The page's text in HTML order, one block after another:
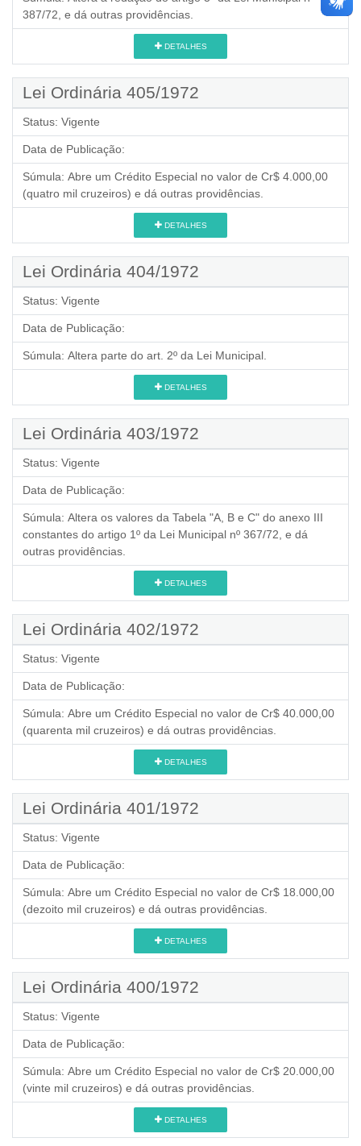
387/72, e dá outras providências.
DETALHES
Lei Ordinária 405/1972
Status: Vigente
Data de Publicação:
Súmula: Abre um Crédito Especial no valor de Cr$ 4.000,00
(quatro mil cruzeiros) e dá outras providências.
DETALHES
Lei Ordinária 404/1972
Status: Vigente
Data de Publicação:
Súmula: Altera parte do art. 2º da Lei Municipal.
DETALHES
Lei Ordinária 403/1972
Status: Vigente
Data de Publicação:
Súmula: Altera os valores da Tabela "A, B e C" do anexo III
constantes do artigo 1º da Lei Municipal nº 367/72, e dá
outras providências.
DETALHES
Lei Ordinária 402/1972
Status: Vigente
Data de Publicação:
Súmula: Abre um Crédito Especial no valor de Cr$ 40.000,00
(quarenta mil cruzeiros) e dá outras providências.
DETALHES
Lei Ordinária 401/1972
Status: Vigente
Data de Publicação:
Súmula: Abre um Crédito Especial no valor de Cr$ 18.000,00
(dezoito mil cruzeiros) e dá outras providências.
DETALHES
Lei Ordinária 400/1972
Status: Vigente
Data de Publicação:
Súmula: Abre um Crédito Especial no valor de Cr$ 20.000,00
(vinte mil cruzeiros) e dá outras providências.
DETALHES